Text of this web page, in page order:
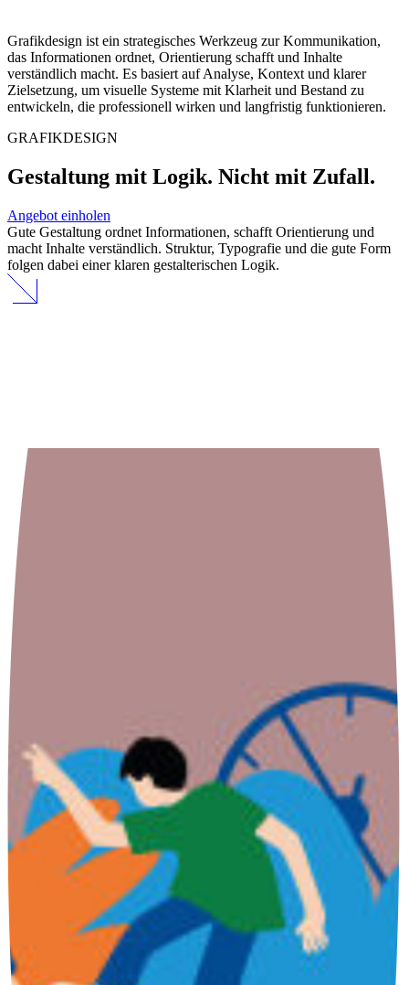
Grafikdesign ist ein strategisches Werkzeug zur Kommunikation,
das Informationen ordnet, Orientierung schafft und Inhalte
verständlich macht. Es basiert auf Analyse, Kontext und klarer
Zielsetzung, um visuelle Systeme mit Klarheit und Bestand zu
entwickeln, die professionell wirken und langfristig funktionieren.
GRAFIKDESIGN
Gestaltung mit Logik. Nicht mit Zufall.
Angebot einholen
Gute Gestaltung ordnet Informationen, schafft Orientierung und
macht Inhalte verständlich. Struktur, Typografie und die gute Form
folgen dabei einer klaren gestalterischen Logik.